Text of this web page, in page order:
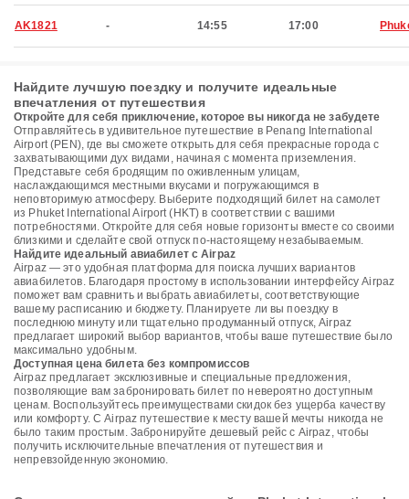
AK1821 - 14:55 17:00
Найдите лучшую поездку и получите идеальные
впечатления от путешествия
Откройте для себя приключение, которое вы никогда не забудете
Отправляйтесь в удивительное путешествие в Penang International
Airport (PEN), где вы сможете открыть для себя прекрасные города с
захватывающими дух видами, начиная с момента приземления.
Представьте себя бродящим по оживленным улицам,
наслаждающимся местными вкусами и погружающимся в
неповторимую атмосферу. Выберите подходящий билет на самолет
из Phuket International Airport (HKT) в соответствии с вашими
потребностями. Откройте для себя новые горизонты вместе со своими
близкими и сделайте свой отпуск по-настоящему незабываемым.
Найдите идеальный авиабилет с Airpaz
Airpaz — это удобная платформа для поиска лучших вариантов
авиабилетов. Благодаря простому в использовании интерфейсу Airpaz
поможет вам сравнить и выбрать авиабилеты, соответствующие
вашему расписанию и бюджету. Планируете ли вы поездку в
последнюю минуту или тщательно продуманный отпуск, Airpaz
предлагает широкий выбор вариантов, чтобы ваше путешествие было
максимально удобным.
Доступная цена билета без компромиссов
Airpaz предлагает эксклюзивные и специальные предложения,
позволяющие вам забронировать билет по невероятно доступным
ценам. Воспользуйтесь преимуществами скидок без ущерба качеству
или комфорту. С Airpaz путешествие к месту вашей мечты никогда не
было таким простым. Забронируйте дешевый рейс с Airpaz, чтобы
получить исключительные впечатления от путешествия и
непревзойденную экономию.